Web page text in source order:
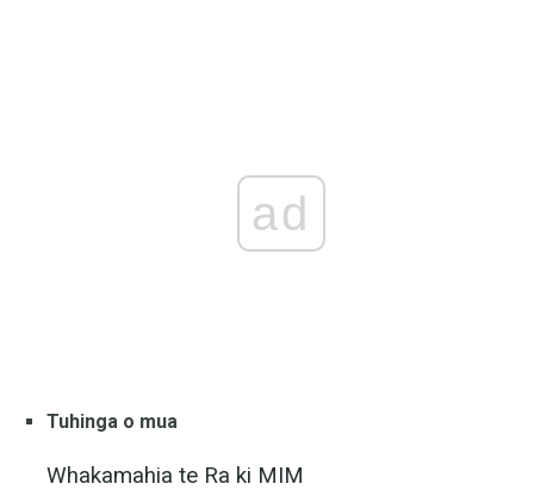
ad
Tuhinga o mua
Whakamahia te Ra ki MIM